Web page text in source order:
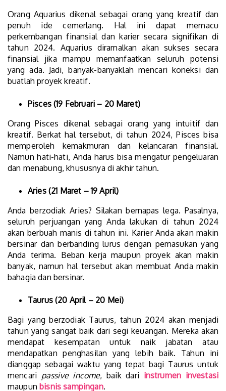
Orang Aquarius dikenal sebagai orang yang kreatif dan
penuh ide cemerlang. Hal ini dapat memacu
perkembangan finansial dan karier secara signifikan di
tahun 2024. Aquarius diramalkan akan sukses secara
finansial jika mampu memanfaatkan seluruh potensi
yang ada. Jadi, banyak-banyaklah mencari koneksi dan
buatlah proyek kreatif.
Pisces (19 Februari – 20 Maret)
Orang Pisces dikenal sebagai orang yang intuitif dan
kreatif. Berkat hal tersebut, di tahun 2024, Pisces bisa
memperoleh kemakmuran dan kelancaran finansial.
Namun hati-hati, Anda harus bisa mengatur pengeluaran
dan menabung, khususnya di akhir tahun.
Aries (21 Maret – 19 April)
Anda berzodiak Aries? Silakan bernapas lega. Pasalnya,
seluruh perjuangan yang Anda lakukan di tahun 2024
akan berbuah manis di tahun ini. Karier Anda akan makin
bersinar dan berbanding lurus dengan pemasukan yang
Anda terima. Beban kerja maupun proyek akan makin
banyak, namun hal tersebut akan membuat Anda makin
bahagia dan bersinar.
Taurus (20 April – 20 Mei)
Bagi yang berzodiak Taurus, tahun 2024 akan menjadi
tahun yang sangat baik dari segi keuangan. Mereka akan
mendapat kesempatan untuk naik jabatan atau
mendapatkan penghasilan yang lebih baik. Tahun ini
dianggap sebagai waktu yang tepat bagi Taurus untuk
mencari passive income, baik dari instrumen investasi
maupun bisnis sampingan.